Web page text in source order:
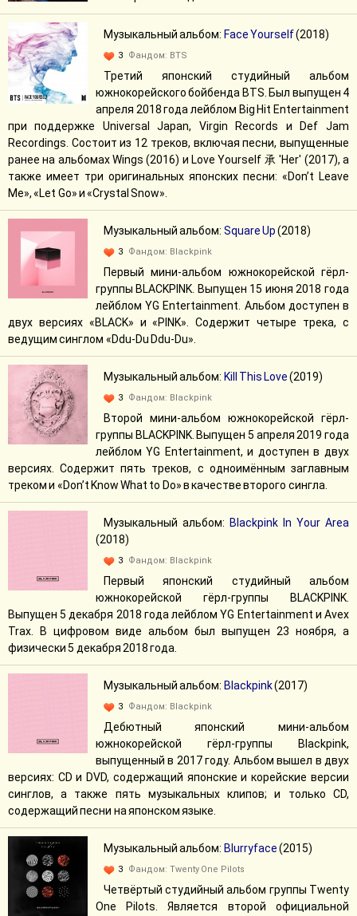
Музыкальный альбом: Face Yourself(2018)
3 Фандом: BTS
Третий японский студийный альбом
южнокорейского бойбенда BTS. Был выпущен 4
апреля 2018 года лейблом Big Hit Entertainment
при поддержке Universal Japan, Virgin Records и Def Jam
Recordings. Состоит из 12 треков, включая песни, выпущенные
ранее на альбомах Wings (2016) и Love Yourself 承 'Her' (2017), а
также имеет три оригинальных японских песни: «Don’t Leave
Me», «Let Go» и «Crystal Snow».
Музыкальный альбом: Square Up(2018)
3 Фандом: Blackpink
Первый мини-альбом южнокорейской гёрл-
группы BLACKPINK. Выпущен 15 июня 2018 года
лейблом YG Entertainment. Альбом доступен в
двух версиях «BLACK» и «PINK». Содержит четыре трека, с
ведущим синглом «Ddu-Du Ddu-Du».
Музыкальный альбом: Kill This Love(2019)
3 Фандом: Blackpink
Второй мини-альбом южнокорейской гёрл-
группы BLACKPINK. Выпущен 5 апреля 2019 года
лейблом YG Entertainment, и доступен в двух
версиях. Содержит пять треков, с одноимённым заглавным
треком и «Don’t Know What to Do» в качестве второго сингла.
Музыкальный альбом: Blackpink In Your Area
(2018)
3 Фандом: Blackpink
Первый японский студийный альбом
южнокорейской гёрл-группы BLACKPINK.
Выпущен 5 декабря 2018 года лейблом YG Entertainment и Avex
Trax. В цифровом виде альбом был выпущен 23 ноября, а
физически 5 декабря 2018 года.
Музыкальный альбом: Blackpink(2017)
3 Фандом: Blackpink
Дебютный японский мини-альбом
южнокорейской гёрл-группы Blackpink,
выпущенный в 2017 году. Альбом вышел в двух
версиях: CD и DVD, содержащий японские и корейские версии
синглов, а также пять музыкальных клипов; и только CD,
содержащий песни на японском языке.
Музыкальный альбом: Blurryface(2015)
3 Фандом: Twenty One Pilots
Четвёртый студийный альбом группы Twenty
One Pilots. Является второй официальной